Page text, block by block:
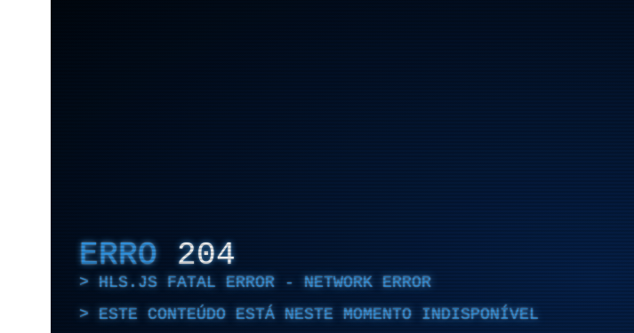
ERRO 204
HLS.JS FATAL ERROR - NETWORK ERROR
ESTE CONTEÚDO ESTÁ NESTE MOMENTO INDISPONÍVEL